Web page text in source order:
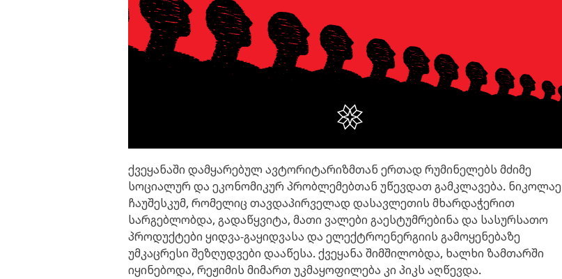
ქვეყანაში დამყარებულ ავტორიტარიზმთან ერთად რუმინელებს მძიმე
სოციალურ და ეკონომიკურ პრობლემებთან უწევდათ გამკლავება. ნიკოლაე
ჩაუშესკუმ, რომელიც თავდაპირველად დასავლეთის მხარდაჭერით
სარგებლობდა, გადაწყვიტა, მათი ვალები გაესტუმრებინა და სასურსათო
პროდუქტები ყიდვა-გაყიდვასა და ელექტროენერგიის გამოყენებაზე
უმკაცრესი შეზღუდვები დააწესა. ქვეყანა შიმშილობდა, ხალხი ზამთარში
იყინებოდა, რეჟიმის მიმართ უკმაყოფილება კი პიკს აღწევდა.